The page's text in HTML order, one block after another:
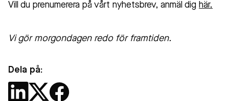
Vill du prenumerera på vårt nyhetsbrev, anmäl dig här.
Vi gör morgondagen redo för framtiden.
Dela på: